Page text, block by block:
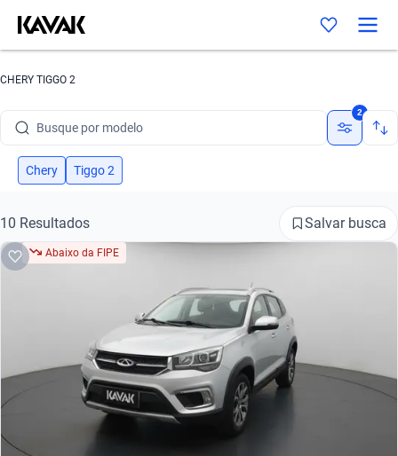
CHERY TIGGO 2
Busque por modelo
Busque por versão
Busque por marca
Busque por versão
Busque por ano
2
Chery Tiggo 2
10 Resultados Salvar busca
Abaixo da FIPE